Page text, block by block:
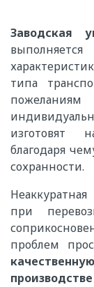
Заводская
типа
изготовят
благодаря
сохранности.
при
проблем